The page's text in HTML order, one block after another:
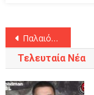
Πλοήγηση
άρθρων
Παλαιότερα άρθρα
Τελευταία Νέα